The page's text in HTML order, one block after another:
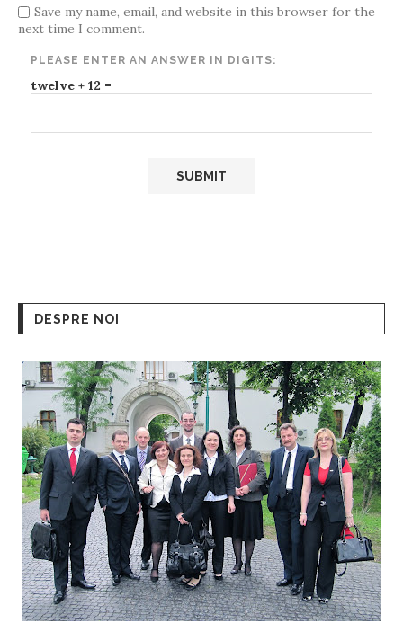
Save my name, email, and website in this browser for the
next time I comment.
PLEASE ENTER AN ANSWER IN DIGITS:
twelve + 12 =
DESPRE NOI